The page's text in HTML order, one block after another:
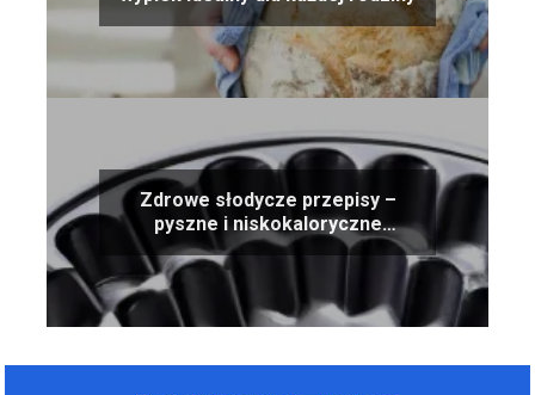
Zdrowe słodycze przepisy –
pyszne i niskokaloryczne
alternatywy